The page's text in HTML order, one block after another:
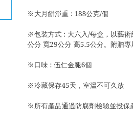
※大月餅淨重 : 188公克/個
※包裝方式 : 大六入/每盒，以藝術
公分 寬29公分 高5.5公分。附贈專
※口味 : 伍仁金腿6個
※冷藏保存45天，室溫不可久放
※所有產品通過防腐劑檢驗並投保